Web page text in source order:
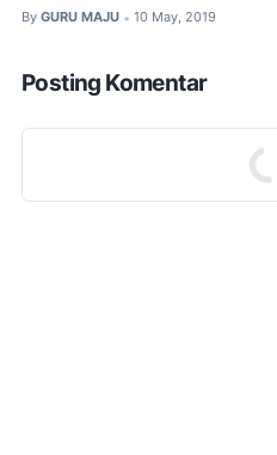
By GURU MAJU • 10 May, 2019
Posting Komentar